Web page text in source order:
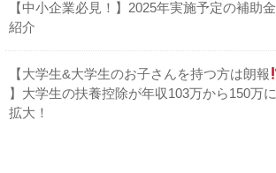
【中小企業必見！】2025年実施予定の補助金
紹介
【大学生&大学生のお子さんを持つ方は朗報
】大学生の扶養控除が年収103万から150万に
拡大！